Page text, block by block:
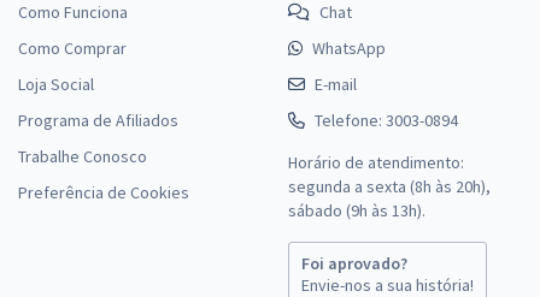
à vista
R$17,33
Comprar
IMBEL - Indústria de Material Bélico do Brasil - Conhecimentos
Específicos para Analista Especializado - Analista de Custos
à vista
Como Funciona
Como Comprar
Loja Social
Programa de Afiliados
Trabalhe Conosco
Preferência de Cookies
Chat
WhatsApp
E-mail
Telefone: 3003-0894
Horário de atendimento:
segunda a sexta (8h às 20h),
sábado (9h às 13h).
Foi aprovado?
Envie-nos a sua história!